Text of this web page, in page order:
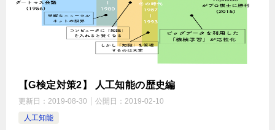
【G検定対策2】 人工知能の歴史編
更新日： 2019-08-30 公開日： 2019-02-10
人工知能